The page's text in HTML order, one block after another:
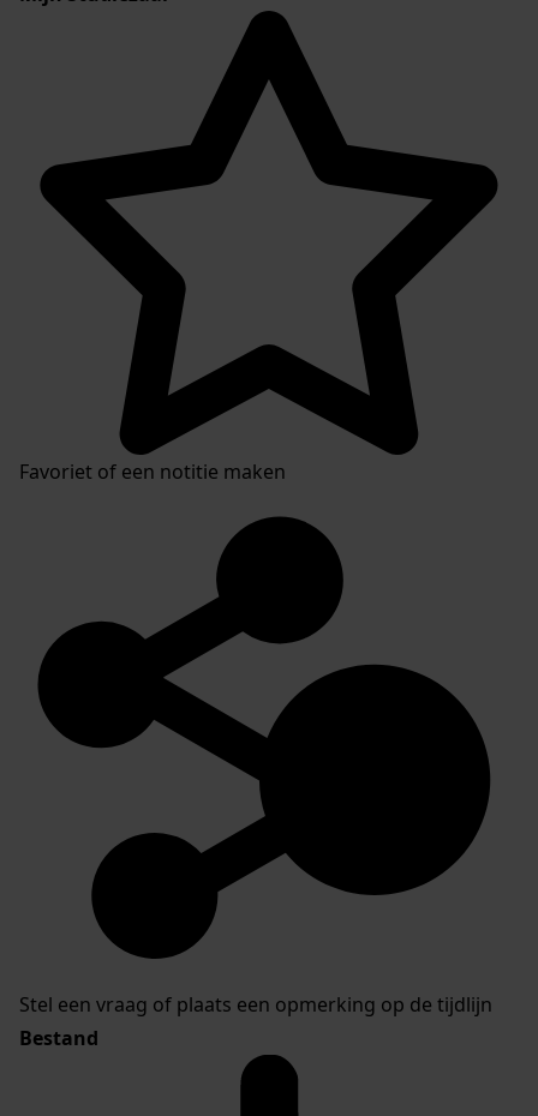
Favoriet of een notitie maken
Stel een vraag of plaats een opmerking op de tijdlijn
Bestand